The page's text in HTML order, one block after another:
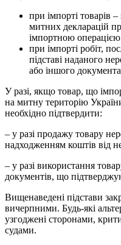
при імпорті товарів –
митних декларацій
імпортною
при імпорті робіт,
підставі наданого
або іншого
У разі, якщо товар, що
на митну територію
необхідно підтвердити:
– у разі продажу товару
надходженням коштів від
– у разі використання
документів, що
Вищенаведені підстави
вичерпними. Будь-які
узгоджені сторонами,
судами.